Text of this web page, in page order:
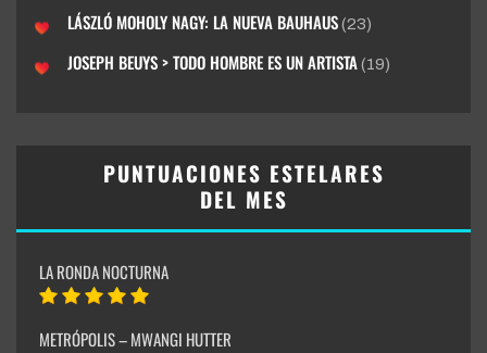
LÁSZLÓ MOHOLY NAGY: LA NUEVA BAUHAUS(23)
JOSEPH BEUYS > TODO HOMBRE ES UN ARTISTA(19)
PUNTUACIONES ESTELARES
DEL MES
LA RONDA NOCTURNA
METRÓPOLIS – MWANGI HUTTER